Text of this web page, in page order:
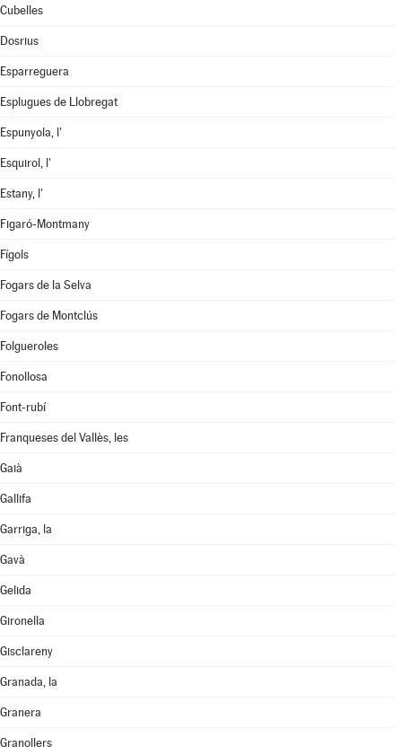
Cubelles
Dosrius
Esparreguera
Esplugues de Llobregat
Espunyola, l'
Esquirol, l'
Estany, l'
Figaró-Montmany
Fígols
Fogars de la Selva
Fogars de Montclús
Folgueroles
Fonollosa
Font-rubí
Franqueses del Vallès, les
Gaià
Gallifa
Garriga, la
Gavà
Gelida
Gironella
Gisclareny
Granada, la
Granera
Granollers